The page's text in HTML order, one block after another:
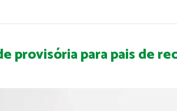
provisória para pais de